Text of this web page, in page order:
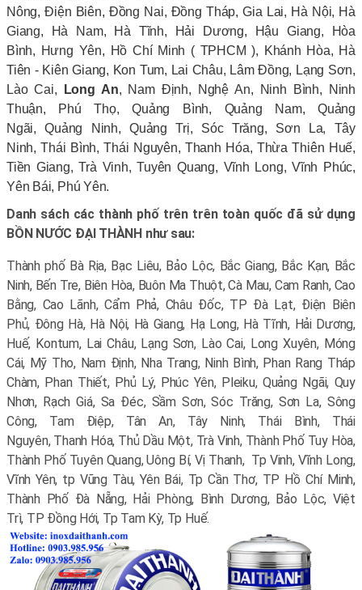
Nông, Điện Biên, Đồng Nai, Đồng Tháp, Gia Lai, Hà Nội, Hà
Giang, Hà Nam, Hà Tĩnh, Hải Dương, Hậu Giang, Hòa
Bình, Hưng Yên, Hồ Chí Minh ( TPHCM ), Khánh Hòa, Hà
Tiên - Kiên Giang, Kon Tum, Lai Châu, Lâm Đồng, Lạng Sơn,
Lào Cai,
Long An, Nam Định, Nghệ An, Ninh Bình, Ninh
Thuận, Phú Thọ, Quảng Bình, Quảng Nam, Quảng
Ngãi, Quảng Ninh, Quảng Trị, Sóc Trăng, Sơn La, Tây
Ninh, Thái Bình, Thái Nguyên, Thanh Hóa, Thừa Thiên Huế,
Tiền Giang, Trà Vinh, Tuyên Quang, Vĩnh Long, Vĩnh Phúc,
Yên Bái, Phú Yên.
Danh sách các thành phố trên trên toàn quốc đã sử dụng
BỒN NƯỚC ĐẠI THÀNH như sau:
Thành phố Bà Rịa, Bạc Liêu, Bảo Lộc, Bắc Giang, Bắc Kạn, Bắc
Ninh, Bến Tre, Biên Hòa, Buôn Ma Thuột, Cà Mau, Cam Ranh, Cao
Bằng, Cao Lãnh, Cẩm Phả, Châu Đốc, TP Đà Lạt, Điện Biên
Phủ, Đông Hà, Hà Nội, Hà Giang, Hạ Long, Hà Tĩnh, Hải Dương,
Huế, Kontum, Lai Châu, Lạng Sơn, Lào Cai, Long Xuyên, Móng
Cái, Mỹ Tho, Nam Định, Nha Trang, Ninh Bình, Phan Rang Tháp
Chàm, Phan Thiết, Phủ Lý, Phúc Yên, Pleiku, Quảng Ngãi, Quy
Nhơn, Rạch Giá, Sa Đéc, Sầm Sơn, Sóc Trăng, Sơn La, Sông
Công, Tam Điệp, Tân An, Tây Ninh, Thái Bình, Thái
Nguyên, Thanh Hóa, Thủ Dầu Một, Trà Vinh, Thành Phố Tuy Hòa,
Thành Phố Tuyên Quang, Uông Bí, Vị Thanh, Tp Vinh, Vĩnh Long,
Vĩnh Yên, tp Vũng Tàu, Yên Bái, Tp Cần Thơ, TP Hồ Chí Minh,
Thành Phố Đà Nẵng, Hải Phòng, Bình Dương, Bảo Lộc, Việt
Trì, TP Đồng Hới, Tp Tam Kỳ, Tp Huế.